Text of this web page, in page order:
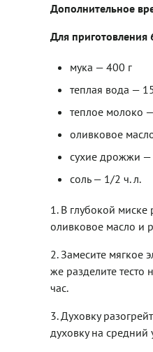
Дополнительное
Для
мука — 400 г
теплая вода —
теплое молоко
оливковое
сухие дрожжи —
соль — 1/2 ч. л.
1. В глубокой
оливковое масло и
2. Замесите мягкое
же разделите тесто
час.
3. Духовку
духовку на средний